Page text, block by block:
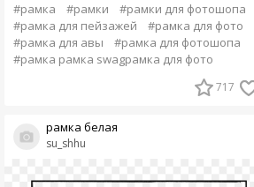
#рамка #рамки
#рамки для фотошопа
#рамка для пейзажей
#рамка для фото
#рамка для авы
#рамка для фотошопа
#рамка рамка swagрамка для фото
717
su_shhu
рамка белая